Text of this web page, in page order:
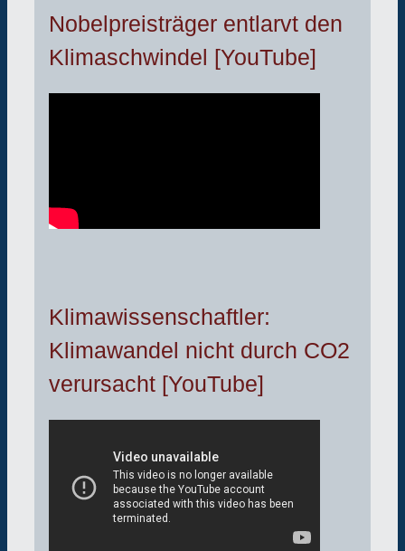
Nobelpreisträger entlarvt den
Klimaschwindel [YouTube]
Klimawissenschaftler:
Klimawandel nicht durch CO2
verursacht [YouTube]